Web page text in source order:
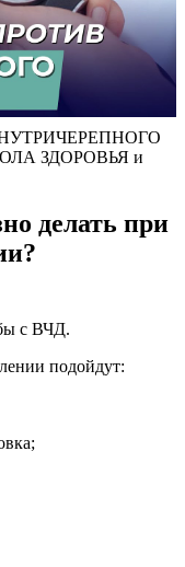
ЗДОРОВЬЯ и
делать при
?
с ВЧД.
подойдут: